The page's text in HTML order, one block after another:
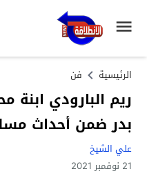
الرئيسية فن
ريم البارودي
بدر ضمن أحداث
علي الشيخ
21 نوفمبر 2021